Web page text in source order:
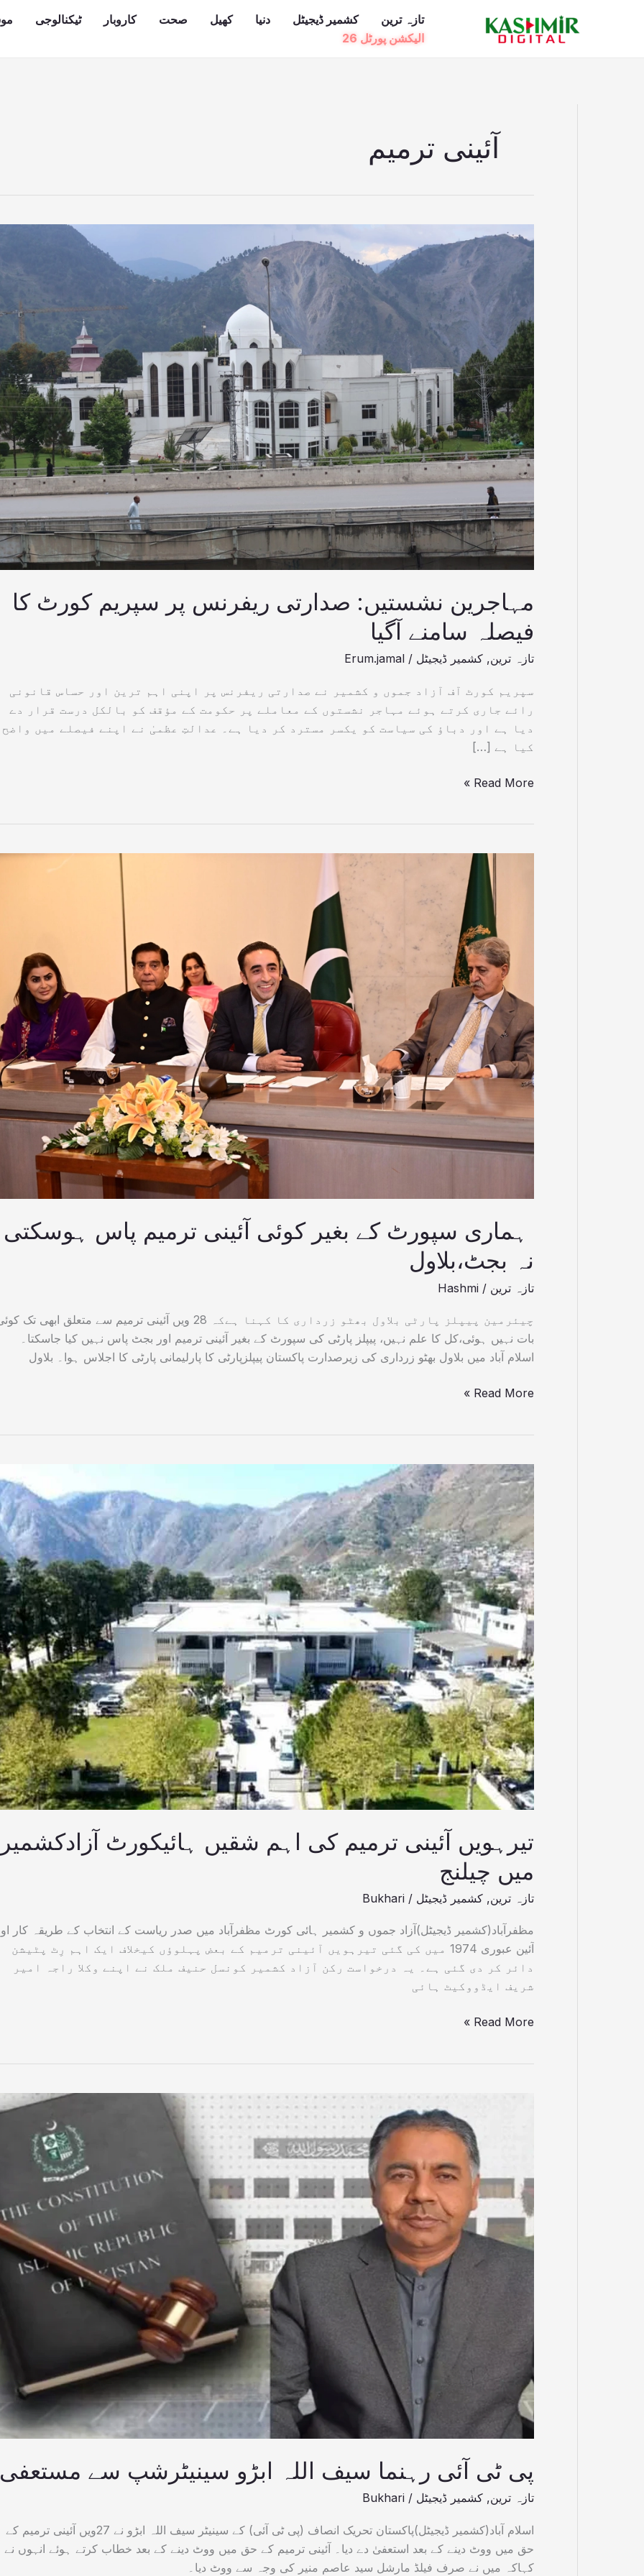
تازہ ترین کشمیر ڈیجیٹل دنیا کھیل صحت کاروبار ٹیکنالوجی
الیکشن پورٹل 26
آئینی ترمیم
مہاجرین نشستیں: صدارتی ریفرنس پر سپریم کورٹ کا
فیصلہ سامنے آگیا
تازہ ترین, کشمیر ڈیجیٹل /
Erum.jamal
سپریم کورٹ آف آزاد جموں و کشمیر نے صدارتی ریفرنس پر اپنی اہم ترین اور حساس قانونی
رائے جاری کرتے ہوئے مہاجر نشستوں کے معاملے پر حکومت کے مؤقف کو بالکل درست قرار دے
دیا ہے اور دباؤ کی سیاست کو یکسر مسترد کر دیا ہے۔ عدالتِ عظمیٰ نے اپنے فیصلے میں واضح
کیا ہے […]
مہاجرین
نشستیں:
صدارتی
ریفرنس
پر
سپریم
کورٹ
کا
فیصلہ
سامنے
آگیا
Read More »
ہماری سپورٹ کے بغیر کوئی آئینی ترمیم پاس ہوسکتی
نہ بجٹ،بلاول
تازہ ترین /
Hashmi
چیئرمین پیپلز پارٹی بلاول بھٹو زرداری کا کہنا ہےکہ 28 ویں آئینی ترمیم سے متعلق ابھی تک
بات نہیں ہوئی،کل کا علم نہیں، پیپلز پارٹی کی سپورٹ کے بغیر آئینی ترمیم اور بجٹ پاس نہیں کیا جاسکتا۔
اسلام آباد میں بلاول بھٹو زرداری کی زیرصدارت پاکستان پیپلزپارٹی کا پارلیمانی پارٹی کا اجلاس ہوا۔ بلاول
ترمیم
پاس
ہوسکتی
نہ
بجٹ،بلاول
Read More »
تیرہویں آئینی ترمیم کی اہم شقیں ہائیکورٹ آزادکشمیر
میں چیلنج
تازہ ترین, کشمیر ڈیجیٹل /
Bukhari
مظفرآباد(کشمیر ڈیجیٹل)آزاد جموں و کشمیر ہائی کورٹ مظفرآباد میں صدر ریاست کے انتخاب کے طریقہ کار
آئین عبوری 1974 میں کی گئی تیرہویں آئینی ترمیم کے بعض پہلوؤں کیخلاف ایک اہم رِٹ پٹیشن
دائر کر دی گئی ہے۔ یہ درخواست رکن آزاد کشمیر کونسل حنیف ملک نے اپنے وکلا راجہ امیر
شریف ایڈووکیٹ ہائی
تیرہویں
آئینی
ترمیم
کی
اہم
شقیں
ہائیکورٹ
آزادکشمیر
میں
چیلنج
Read More »
پی ٹی آئی رہنما سیف اللہ ابڑو سینیٹرشپ سے مستعفی
تازہ ترین, کشمیر ڈیجیٹل /
Bukhari
اسلام آباد(کشمیر ڈیجیٹل)پاکستان تحریک انصاف (پی ٹی آئی) کے سینیٹر سیف اللہ ابڑو نے 27ویں آئینی ترمیم کے
حق میں ووٹ دینے کے بعد استعفیٰ دے دیا۔ آئینی ترمیم کے حق میں ووٹ دینے کے بعد خطاب کرتے ہوئے انہوں نے
کہاکہ میں نے صرف فیلڈ مارشل سید عاصم منیر کی وجہ سے ووٹ دیا۔
سیف
اللہ
ابڑو
سینیٹرشپ
سے